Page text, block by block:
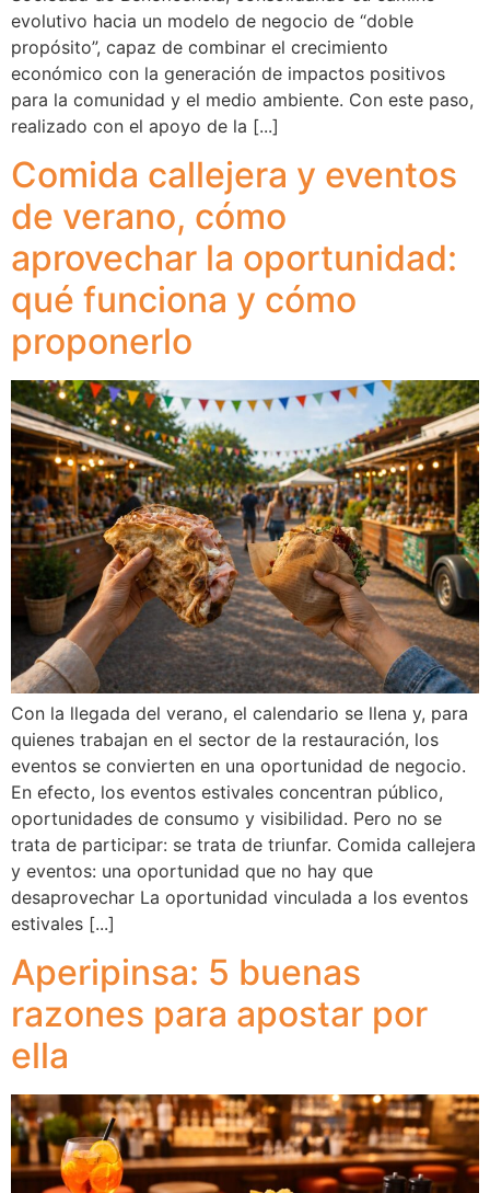
evolutivo hacia un modelo de negocio de “doble
propósito”, capaz de combinar el crecimiento
económico con la generación de impactos positivos
para la comunidad y el medio ambiente. Con este paso,
realizado con el apoyo de la [...]
Comida callejera y eventos
de verano, cómo
aprovechar la oportunidad:
qué funciona y cómo
proponerlo
Con la llegada del verano, el calendario se llena y, para
quienes trabajan en el sector de la restauración, los
eventos se convierten en una oportunidad de negocio.
En efecto, los eventos estivales concentran público,
oportunidades de consumo y visibilidad. Pero no se
trata de participar: se trata de triunfar. Comida callejera
y eventos: una oportunidad que no hay que
desaprovechar La oportunidad vinculada a los eventos
estivales [...]
Aperipinsa: 5 buenas
razones para apostar por
ella